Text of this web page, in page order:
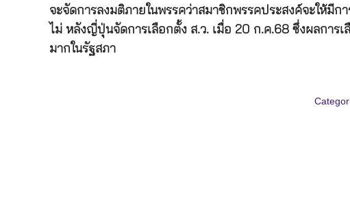
จะจัดการลงมติภายในพรรคว่าสมาชิกพรรคประสงค์จะให้มี
ไม่ หลังญี่ปุ่นจัดการเลือกตั้ง ส.ว. เมื่อ 20 ก.ค.68 ซึ่งผลการ
มากในรัฐสภา